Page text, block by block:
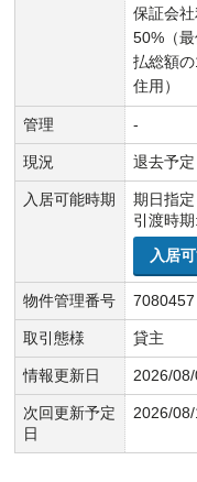
保証会
50%（
払総額
住用）
管理 -
現況 退去予定
入居可能時期
期日指定
引渡時
入居
物件管理番号 7080457
取引態様 貸主
情報更新日 2026/08/
次回更新予定
日
2026/08/